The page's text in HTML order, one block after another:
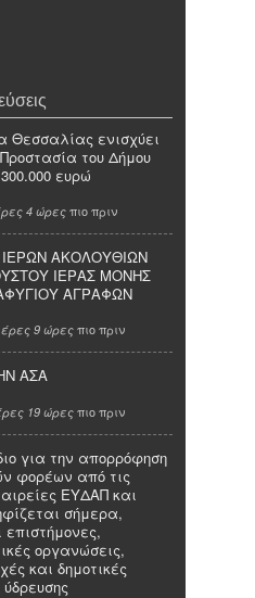
Θεσσαλίας ενισχύει
Προστασία του Δήμου
ευρώ
4 ώρεςπιο πριν
ΑΚΟΛΟΥΘΙΩΝ
ΙΕΡΑΣ ΜΟΝΗΣ
ΑΓΡΑΦΩΝ
9 ώρεςπιο πριν
ΑΣΑ
19 ώρες πιο πριν
για την απορρόφηση
φορέων από τις
ΕΥΔΑΠ και
σήμερα,
επιστήμονες,
οργανώσεις,
και δημοτικές
ύδρευσης